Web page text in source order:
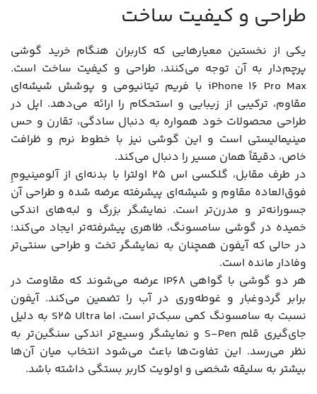
طراحی و کیفیت ساخت
یکی از نخستین معیارهایی که کاربران هنگام خرید گوشی
پرچم‌دار به آن توجه می‌کنند، طراحی و کیفیت ساخت است.
iPhone 16 Pro Max با فریم تیتانیومی و پوشش شیشه‌ای
مقاوم، ترکیبی از زیبایی و استحکام را ارائه می‌دهد. اپل در
طراحی محصولات خود همواره به دنبال سادگی، تقارن و حس
مینیمالیستی است و این گوشی نیز با خطوط نرم و ظرافت
خاص، دقیقاً همان مسیر را دنبال می‌کند.
در طرف مقابل، گلکسی اس 25 اولترا با بدنه‌ای از آلومینیومِ
فوق‌العاده مقاوم و شیشه‌ای پیشرفته عرضه شده و طراحی آن
جسورانه‌تر و مدرن‌تر است. نمایشگر بزرگ و لبه‌های اندکی
خمیده در گوشی سامسونگ، ظاهری پیشرفته‌تر ایجاد می‌کند؛
در حالی که آیفون همچنان به نمایشگر تخت و طراحی سنتی‌تر
وفادار مانده است.
هر دو گوشی با گواهی IP68 عرضه می‌شوند که مقاومت در
برابر گردوغبار و غوطه‌وری در آب را تضمین می‌کند. آیفون
نسبت به سامسونگ کمی سبک‌تر است، اما S25 Ultra به دلیل
جای‌گیری قلم S-Pen و نمایشگر وسیع‌تر اندکی سنگین‌تر به
نظر می‌رسد. این تفاوت‌ها باعث می‌شود انتخاب میان آن‌ها
بیشتر به سلیقه شخصی و اولویت کاربر بستگی داشته باشد.